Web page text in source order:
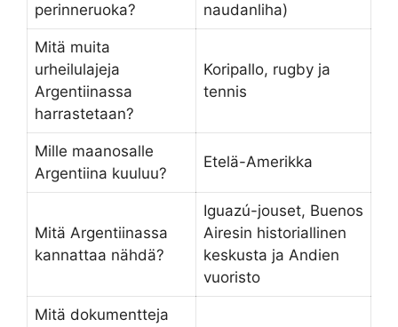
perinneruoka?
naudanliha)
Mitä muita
urheilulajeja
Argentiinassa
harrastetaan?
Koripallo, rugby ja
tennis
Mille maanosalle
Argentiina kuuluu?
Etelä-Amerikka
Mitä Argentiinassa
kannattaa nähdä?
Iguazú-jouset, Buenos
Airesin historiallinen
keskusta ja Andien
vuoristo
Mitä dokumentteja